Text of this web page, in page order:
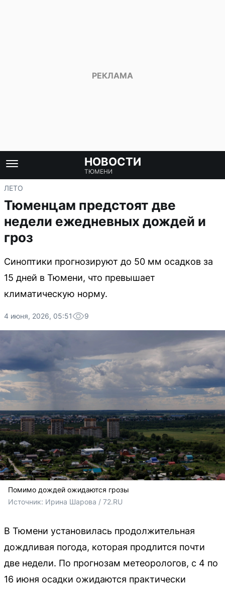
НОВОСТИ
ТЮМЕНИ
ЛЕТО
Тюменцам предстоят две
недели ежедневных дождей и
гроз
Синоптики прогнозируют до 50 мм осадков за
15 дней в Тюмени, что превышает
климатическую норму.
4 июня, 2026, 05:51 9
Помимо дождей ожидаются грозы
Источник: Ирина Шарова / 72.RU
В Тюмени установилась продолжительная
дождливая погода, которая продлится почти
две недели. По прогнозам метеорологов, с 4 по
16 июня осадки ожидаются практически